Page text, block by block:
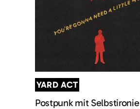
YARD ACT
Postpunk mit Selbstironie